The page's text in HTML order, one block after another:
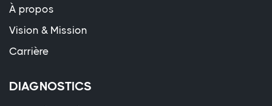
À propos
Vision & Mission
Carrière
DIAGNOSTICS